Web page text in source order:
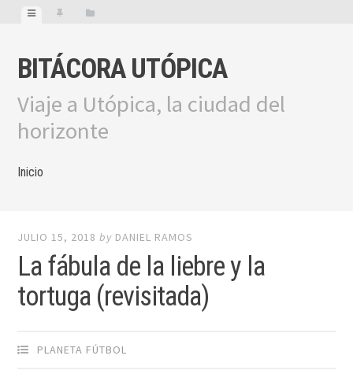
BITÁCORA UTÓPICA
Viaje a Utópica, la ciudad del
horizonte
Inicio
JULIO 15, 2018 by DANIEL RAMOS
La fábula de la liebre y la
tortuga (revisitada)
PLANETA FÚTBOL